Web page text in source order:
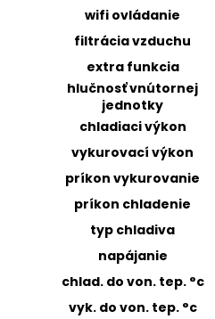
wifi ovládanie
filtrácia vzduchu
extra funkcia
hlučnosť vnútornej
jednotky
chladiaci výkon
vykurovací výkon
príkon vykurovanie
príkon chladenie
typ chladiva
napájanie
chlad. do von. tep. °c
vyk. do von. tep. °c